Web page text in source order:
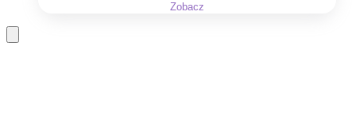
Zobacz